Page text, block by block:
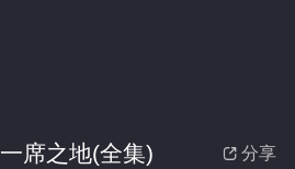
 分享
一席之地(全集)